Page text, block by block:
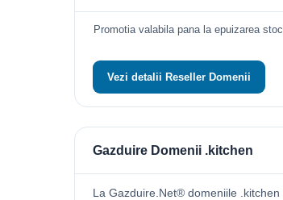
Promotia valabila pana la epuizarea
Vezi detalii Reseller Domenii
Gazduire Domenii .kitchen
La Gazduire.Net® domeniile